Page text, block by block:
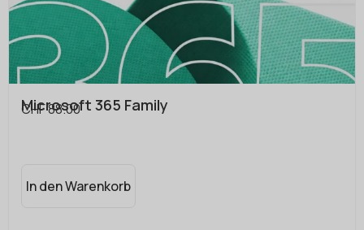
Microsoft 365 Family
CHF88.00
In den Warenkorb